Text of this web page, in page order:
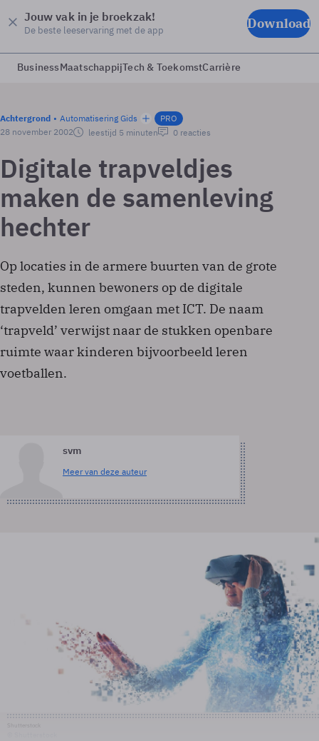
Jouw vak in je broekzak!
De beste leeservaring met de app Download
BusinessMaatschappijTech & ToekomstCarrière
Achtergrond Automatisering Gids
PRO
28 november 2002
leestijd 5 minuten 0 reacties
Digitale trapveldjes
maken de samenleving
hechter
Op locaties in de armere buurten van de grote
steden, kunnen bewoners op de digitale
trapvelden leren omgaan met ICT. De naam
‘trapveld’ verwijst naar de stukken openbare
ruimte waar kinderen bijvoorbeeld leren
voetballen.
svm
Meer van deze auteur